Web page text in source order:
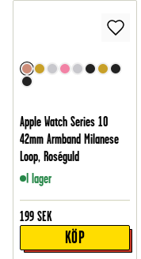
Apple Watch Series 10
42mm Armband Milanese
Loop, Roséguld
I lager
199 SEK
KÖP